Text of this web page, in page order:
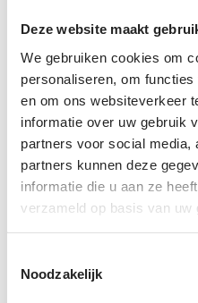
Deze website maakt
We gebruiken cookies om
personaliseren, om
en om ons websiteverkeer
informatie over uw gebruik
partners voor social media,
partners kunnen deze
informatie die u aan ze
verzameld op basis van uw
Noodzakelijk
Een collecte is nog
manier om een goed
collecte is anoniem, snel
blijft onmisbaar voor de
hebben steeds minder
bieden de collecterende
vertrouwde collectebus
een QR-code te
Er zijn 25 landelijk
je wilt weten welke